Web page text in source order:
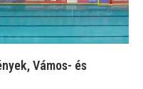
Vámos- és